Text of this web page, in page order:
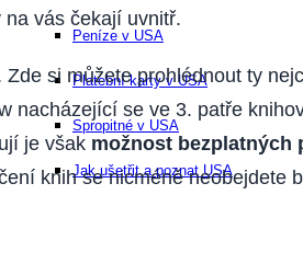
Peníze v USA
Platební karty v USA
Spropitné v USA
Jak ušetřit a poznat USA
vás čekají uvnitř.
si můžete prohlédnout ty
nacházející se ve 3. patře
je však možnost bezplatných
knih se nicméně neobejdete